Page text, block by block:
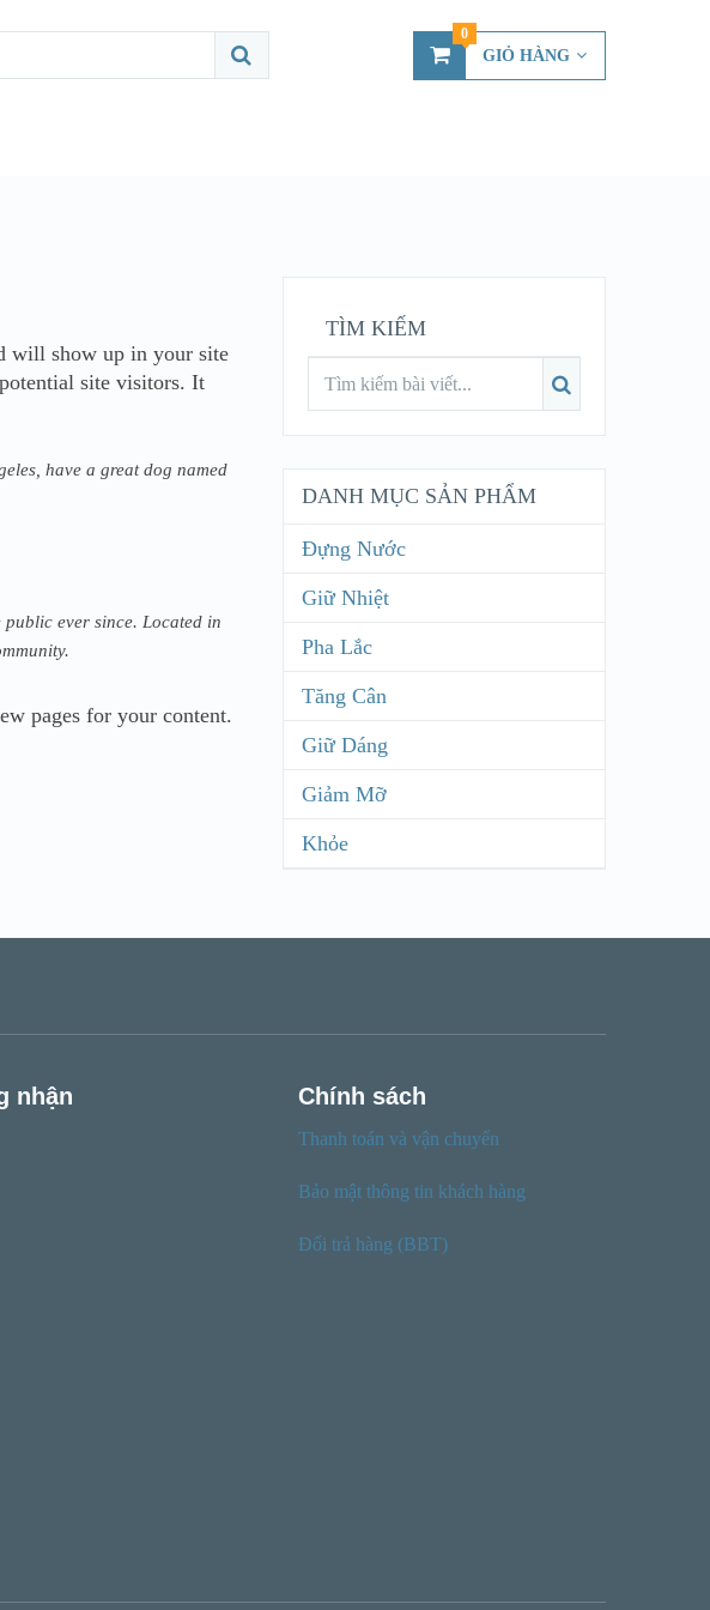
GIỎ HÀNG
0
will show up in your site
site visitors. It
have a great dog named
ever since. Located in
pages for your content.
TÌM KIẾM
DANH MỤC SẢN PHẨM
Đựng Nước
Giữ Nhiệt
Pha Lắc
Tăng Cân
Giữ Dáng
Giảm Mỡ
Khỏe
nhận Chính sách
Thanh toán và vận chuyển
Bảo mật thông tin khách hàng
Đổi trả hàng (BBT)